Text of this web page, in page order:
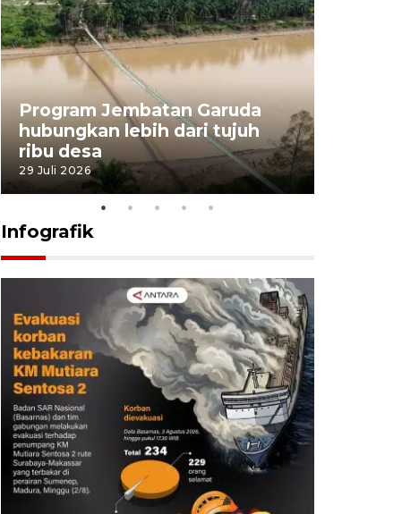
Program Jembatan Garuda
hubungkan lebih dari tujuh
ribu desa
29 Juli 2026
Infografik